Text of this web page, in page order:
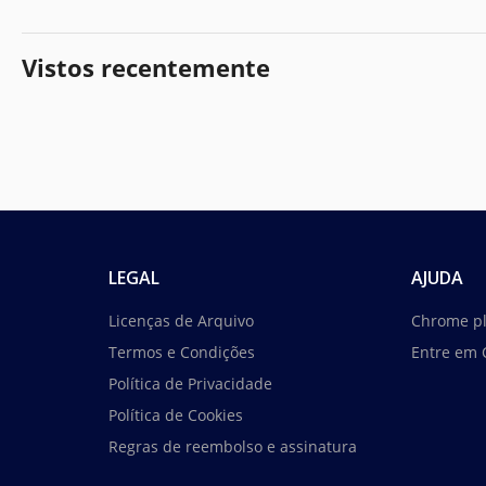
Vistos recentemente
LEGAL
Licenças de Arquivo
Termos e Condições
Política de Privacidade
Política de Cookies
Regras de reembolso e assinatura
AJUDA
Chrome
Entre em